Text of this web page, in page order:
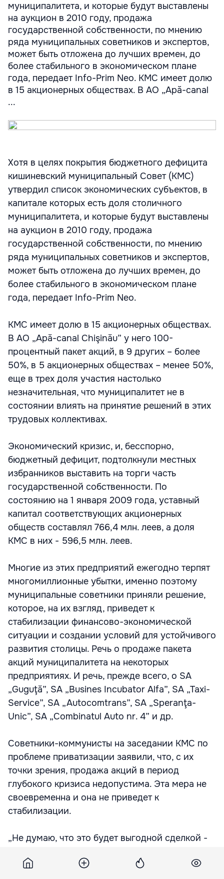
муниципалитета, и которые будут выставлены
на аукцион в 2010 году, продажа
государственной собственности, по мнению
ряда муниципальных советников и экспертов,
может быть отложена до лучших времен, до
более стабильного в экономическом плане
года, передает Info-Prim Neo. КМС имеет долю
в 15 акционерных обществах. В АО „Apă-canal
...
Хотя в целях покрытия бюджетного дефицита
кишиневский муниципальный Совет (КМС)
утвердил список экономических субъектов, в
капитале которых есть доля столичного
муниципалитета, и которые будут выставлены
на аукцион в 2010 году, продажа
государственной собственности, по мнению
ряда муниципальных советников и экспертов,
может быть отложена до лучших времен, до
более стабильного в экономическом плане
года, передает Info-Prim Neo.
КМС имеет долю в 15 акционерных обществах.
В АО „Apă-canal Chişinău” у него 100-
процентный пакет акций, в 9 других – более
50%, в 5 акционерных обществах – менее 50%,
еще в трех доля участия настолько
незначительная, что муниципалитет не в
состоянии влиять на принятие решений в этих
трудовых коллективах.
Экономический кризис, и, бесспорно,
бюджетный дефицит, подтолкнули местных
избранников выставить на торги часть
государственной собственности. По
состоянию на 1 января 2009 года, уставный
капитал соответствующих акционерных
обществ составлял 766,4 млн. леев, а доля
КМС в них - 596,5 млн. леев.
Многие из этих предприятий ежегодно терпят
многомиллионные убытки, именно поэтому
муниципальные советники приняли решение,
которое, на их взгляд, приведет к
стабилизации финансово-экономической
ситуации и создании условий для устойчивого
развития столицы. Речь о продаже пакета
акций муниципалитета на некоторых
предприятиях. И речь, прежде всего, о SA
„Guguţă”, SA „Busines Incubator Alfa”, SA „Taxi-
Service”, SA „Autocomtrans”, SA „Speranţa-
Unic”, SA „Combinatul Auto nr. 4” и др.
Советники-коммунисты на заседании КМС по
проблеме приватизации заявили, что, с их
точки зрения, продажа акций в период
глубокого кризиса недопустима. Эта мера не
своевременна и она не приведет к
стабилизации.
„Не думаю, что это будет выгодной сделкой -
экономического кризиса”, сказал член